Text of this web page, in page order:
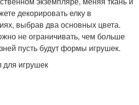
декорировать елку в
выбрав два основных цвета.
не ограничивать, чем больше
пусть будут формы игрушек.
игрушек